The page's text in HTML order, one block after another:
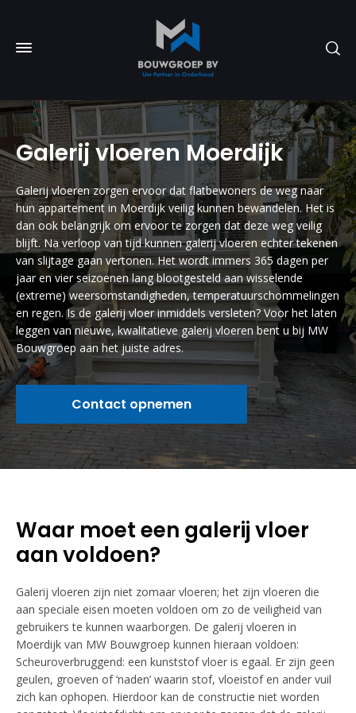
Galerij vloeren Moerdijk
Galerij vloeren zorgen ervoor dat flatbewoners de weg naar
hun appartement in Moerdijk veilig kunnen bewandelen. Het is
dan ook belangrijk om ervoor te zorgen dat deze weg veilig
blijft. Na verloop van tijd kunnen galerij vloeren echter tekenen
van slijtage gaan vertonen. Het wordt immers 365 dagen per
jaar en vier seizoenen lang blootgesteld aan wisselende
(extreme) weersomstandigheden, temperatuurschommelingen
en regen. Is de galerij vloer inmiddels versleten? Voor het laten
leggen van nieuwe, kwalitatieve galerij vloeren bent u bij MW
Bouwgroep aan het juiste adres.
Contact opnemen
Waar moet een galerij vloer
aan voldoen?
Galerij vloeren zijn niet zomaar vloeren; het zijn vloeren die
aan speciale eisen moeten voldoen om zo de veiligheid van
gebruikers te kunnen waarborgen. De galerij vloeren in
Moerdijk van MW Bouwgroep kunnen hieraan voldoen:
Scheuroverbruggend: een kunststof vloer is egaal. Er zijn geen
geulen, groeven of ‘naden’ waarin stof, vloeistof en ander vuil
zich kan ophopen. Hierdoor kan de constructie niet worden